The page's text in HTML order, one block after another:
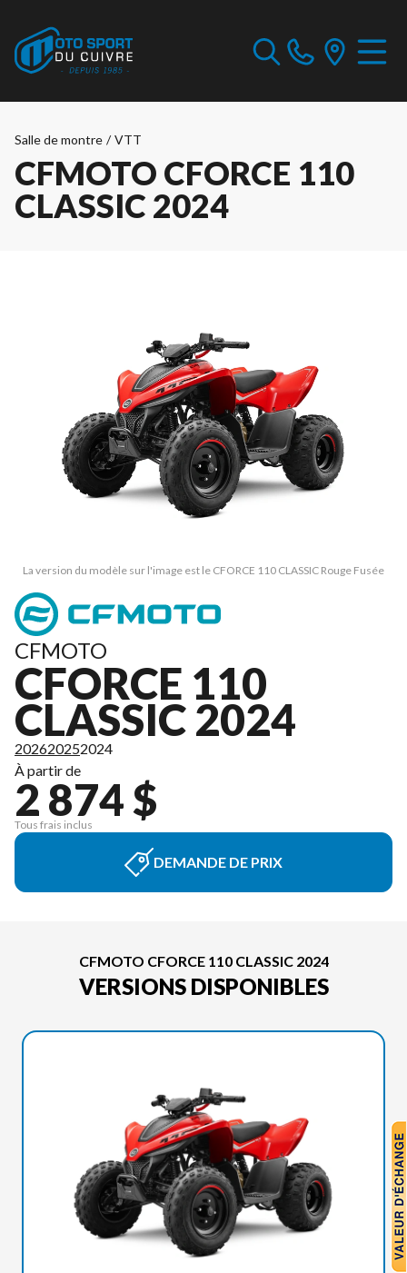
Salle de montre / VTT
CFMOTO CFORCE 110
CLASSIC 2024
La version du modèle sur l'image est le CFORCE 110 CLASSIC Rouge Fusée
CFMOTO
CFORCE 110
CLASSIC 2024
202620252024
À partir de
2 874 $
Tous frais inclus
DEMANDE DE PRIX
CFMOTO CFORCE 110 CLASSIC 2024
VERSIONS DISPONIBLES